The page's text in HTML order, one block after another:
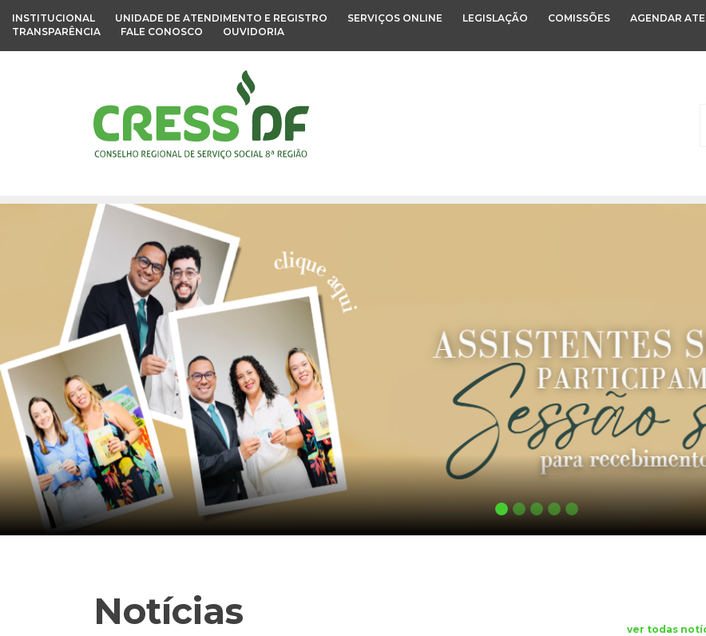
INSTITUCIONAL UNIDADE DE ATENDIMENTO E REGISTRO SERVIÇOS ONLINE LEGISLAÇÃO COMISSÕES
AGENDAR
TRANSPARÊNCIA
FALE CONOSCO OUVIDORIA
Notícias ver todas